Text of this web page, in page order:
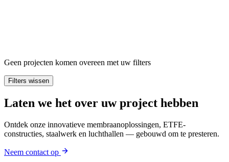
Geen projecten komen overeen met uw filters
Filters wissen
Laten we het over uw project hebben
Ontdek onze innovatieve membraanoplossingen, ETFE-
constructies, staalwerk en luchthallen — gebouwd om te presteren.
Neem contact op